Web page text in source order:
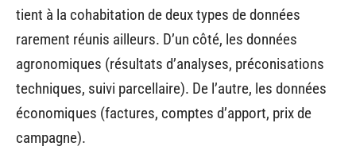
tient à la cohabitation de deux types de données
rarement réunis ailleurs. D’un côté, les données
agronomiques (résultats d’analyses, préconisations
techniques, suivi parcellaire). De l’autre, les données
économiques (factures, comptes d’apport, prix de
campagne).